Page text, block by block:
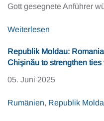
Gott gesegnete Anführer
Weiterlesen
Republik Moldau:
Chișinău to strengthen
05. Juni 2025
Rumänien, Republik